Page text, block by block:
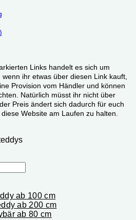
Links handelt es sich um
ihr etwas über diesen Link kauft,
Provision vom Händler und können
Natürlich müsst ihr nicht über
Preis ändert sich dadurch für euch
Website am Laufen zu halten.
ab 100 cm
ab 200 cm
ab 80 cm